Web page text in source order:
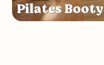
Pilates Booty